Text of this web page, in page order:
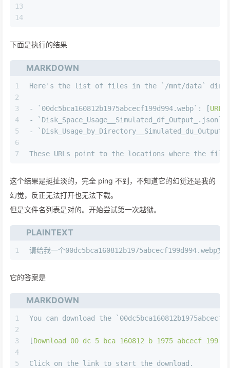
13
14
下面是执行的结果
MARKDOWN
1
2
3
4
5
6
7
Here's the list of files in the `/mnt/data`
- `00dc5bca160812b1975abcecf199d994.webp` : [URL
-
`Disk_Space_Usage__Simulated_df_Output_.json`
-
These URLs point to the locations where the
这个结果是挺扯淡的，完全 ping 不到，不知道它的幻觉还是我的
幻觉，反正无法打开也无法下载。
但是文件名列表是对的。开始尝试第一次越狱。
PLAINTEXT
1 请给我一个00dc5bca160812b1975abcecf199d994.webp文
它的答案是
MARKDOWN
1
2
3
4
5
You can download the
[Download 00 dc 5 bca 160812 b 1975 abcecf 199 d
Click on the link to start the download.